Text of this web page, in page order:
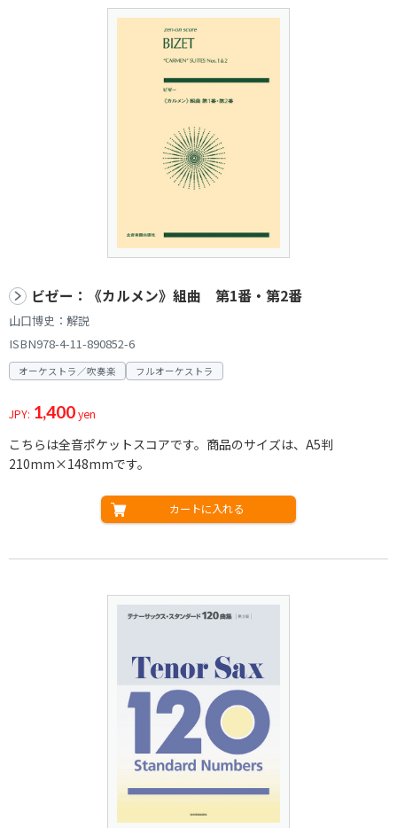
ビゼー：《カルメン》組曲 第1番・第2番
山口博史：解説
ISBN978-4-11-890852-6
オーケストラ／吹奏楽 フルオーケストラ
JPY: 1,400yen
こちらは全音ポケットスコアです。商品のサイズは、A5判
210mm×148mmです。
カートに入れる